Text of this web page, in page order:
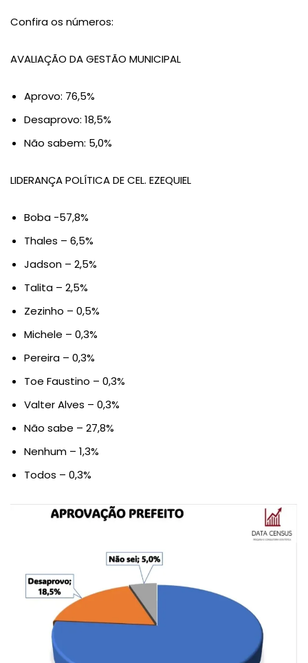
Confira os números:
AVALIAÇÃO DA GESTÃO MUNICIPAL
Aprovo: 76,5%
Desaprovo: 18,5%
Não sabem: 5,0%
LIDERANÇA POLÍTICA DE CEL. EZEQUIEL
Boba -57,8%
Thales – 6,5%
Jadson – 2,5%
Talita – 2,5%
Zezinho – 0,5%
Michele – 0,3%
Pereira – 0,3%
Toe Faustino – 0,3%
Valter Alves – 0,3%
Não sabe – 27,8%
Nenhum – 1,3%
Todos – 0,3%